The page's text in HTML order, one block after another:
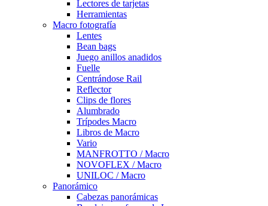
Lectores de tarjetas
Herramientas
Macro fotografía
Lentes
Bean bags
Juego anillos anadidos
Fuelle
Centrándose Rail
Reflector
Clips de flores
Alumbrado
Trípodes Macro
Libros de Macro
Vario
MANFROTTO / Macro
NOVOFLEX / Macro
UNILOC / Macro
Panorámico
Cabezas panorámicas